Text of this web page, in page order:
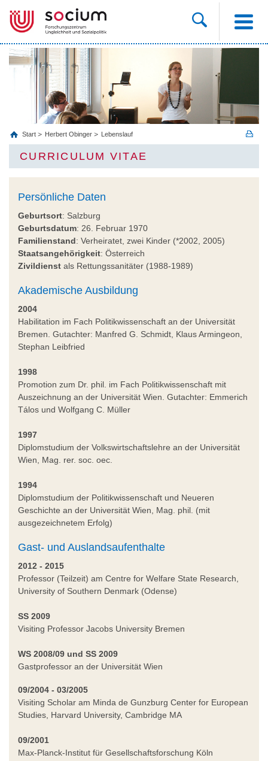
Start Herbert Obinger Lebenslauf
CURRICULUM VITAE
Persönliche Daten
Geburtsort: Salzburg
Geburtsdatum: 26. Februar 1970
Familienstand: Verheiratet, zwei Kinder (*2002, 2005)
Staatsangehörigkeit: Österreich
Zivildienst als Rettungssanitäter (1988-1989)
Akademische Ausbildung
2004
Habilitation im Fach Politikwissenschaft an der Universität
Bremen. Gutachter: Manfred G. Schmidt, Klaus Armingeon,
Stephan Leibfried
1998
Promotion zum Dr. phil. im Fach Politikwissenschaft mit
Auszeichnung an der Universität Wien. Gutachter: Emmerich
Tálos und Wolfgang C. Müller
1997
Diplomstudium der Volkswirtschaftslehre an der Universität
Wien, Mag. rer. soc. oec.
1994
Diplomstudium der Politikwissenschaft und Neueren
Geschichte an der Universität Wien, Mag. phil. (mit
ausgezeichnetem Erfolg)
Gast- und Auslandsaufenthalte
2012 - 2015
Professor (Teilzeit) am Centre for Welfare State Research,
University of Southern Denmark (Odense)
SS 2009
Visiting Professor Jacobs University Bremen
WS 2008/09 und SS 2009
Gastprofessor an der Universität Wien
09/2004 - 03/2005
Visiting Scholar am Minda de Gunzburg Center for European
Studies, Harvard University, Cambridge MA
09/2001
Max-Planck-Institut für Gesellschaftsforschung Köln